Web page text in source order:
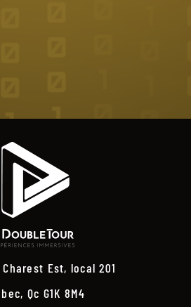
Est, local 201
Qc G1K 8M4